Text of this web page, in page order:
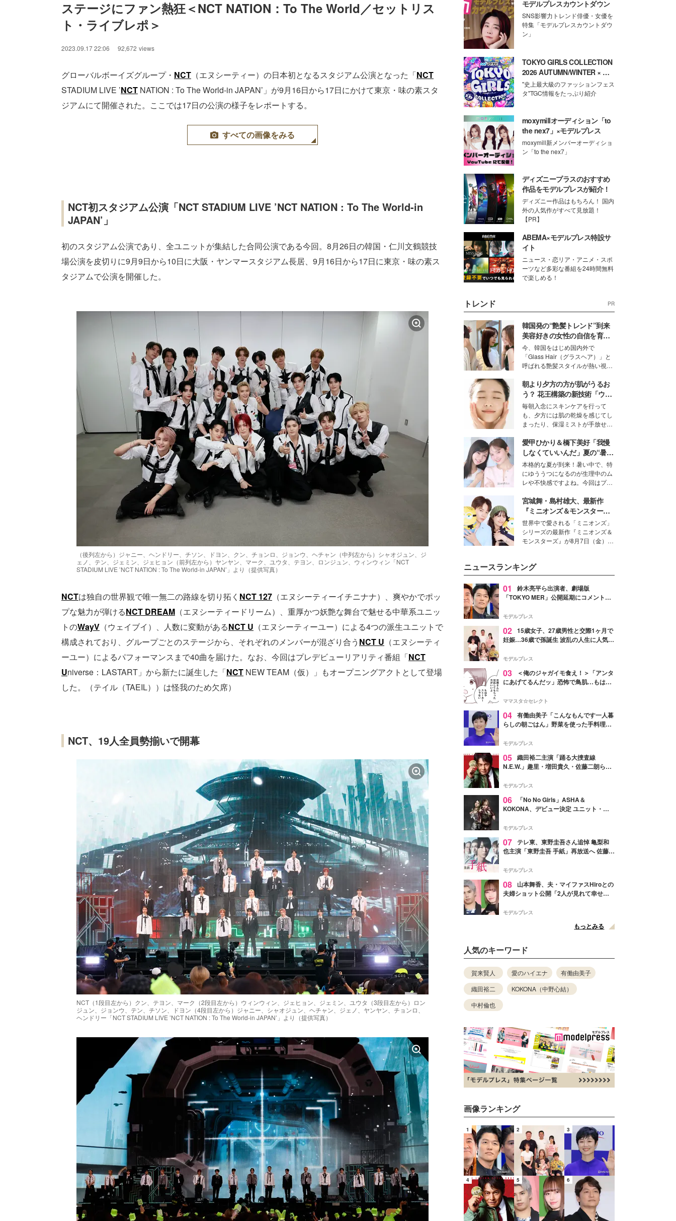
ステージにファン熱狂＜NCT NATION：To The World／セットリス
ト・ライブレポ＞
2023.09.17 22:06 92,672 views
グローバルボーイズグループ・ NCT （エヌシーティー）の日本初となるスタジアム公演となった「NCT
STADIUM LIVE ’NCT NATION : To The World-in JAPAN’」が9月16日から17日にかけて東京・味の素スタ
ジアムにて開催された。ここでは17日の公演の様子をレポートする。
すべての画像をみる
NCT初スタジアム公演「NCT STADIUM LIVE ’NCT NATION : To The World-in
JAPAN’」
初のスタジアム公演であり、全ユニットが集結した合同公演である今回。8月26日の韓国・仁川文鶴競技
場公演を皮切りに9月9日から10日に大阪・ヤンマースタジアム長居、9月16日から17日に東京・味の素ス
タジアムで公演を開催した。
（後列左から）ジャニー、ヘンドリー、チソン、ドヨン、クン、チョンロ、ジョンウ、ヘチャン（中列左から）シャオジュン、ジ
ェノ、テン、ジェミン、ジェヒョン（前列左から）ヤンヤン、マーク、ユウタ、テヨン、ロンジュン、ウィンウィン「NCT
STADIUM LIVE ’NCT NATION : To The World-in JAPAN’」より（提供写真）
NCTは独自の世界観で唯一無二の路線を切り拓く NCT 127 （エヌシーティーイチニナナ）、爽やかでポッ
プな魅力が弾けるNCT DREAM （エヌシーティードリーム）、重厚かつ妖艶な舞台で魅せる中華系ユニッ
トのWayV （ウェイブイ）、人数に変動があるNCT U （エヌシーティーユー）による4つの派生ユニットで
構成されており、グループごとのステージから、それぞれのメンバーが混ざり合う NCT U （エヌシーティ
ーユー）によるパフォーマンスまで40曲を届けた。なお、今回はプレデビューリアリティ番組「NCT
Universe：LASTART」から新たに誕生した「NCT NEW TEAM（仮）」もオープニングアクトとして登場
した。（テイル（TAEIL））は怪我のため欠席）
NCT、19人全員勢揃いで開幕
NCT（1段目左から）クン、テヨン、マーク（2段目左から）ウィンウィン、ジェヒョン、ジェミン、ユウタ（3段目左から）ロン
ジュン、ジョンウ、テン、チソン、ドヨン（4段目左から）ジャニー、シャオジュン、ヘチャン、ジェノ、ヤンヤン、チョンロ、
ヘンドリー「NCT STADIUM LIVE ’NCT NATION : To The World-in JAPAN’」より（提供写真）
モデルプレスカウントダウン
SNS影響力トレンド俳優・女優を
特集「モデルプレスカウントダウ
ン」
TOKYO GIRLS COLLECTION
2026 AUTUMN/WINTER × モ
デルプレス
"史上最大級のファッションフェス
タ"TGC情報をたっぷり紹介
moxymillオーディション「to
the nex7」×モデルプレス
moxymill新メンバーオーディショ
ン「to the nex7」
ディズニープラスのおすすめ
作品をモデルプレスが紹介！
ディズニー作品はもちろん！ 国内
外の人気作がすべて見放題！
【PR】
ABEMA×モデルプレス特設サ
イト
ニュース・恋リア・アニメ・スポ
ーツなど多彩な番組を24時間無料
で楽しめる！
トレンド PR
韓国発の“艶髪トレンド”到来
美容好きの女性の自信を育む
「ヘアケア事情」って？
今、韓国をはじめ国内外で
「Glass Hair（グラスヘア）」と
呼ばれる艶髪スタイルが熱い視線
ションの完成度を高めるベースと
して、“髪そのものの美しさ”に改
めて注目する人が増えている様
子。今回は、そんな憧れの艶やか
な髪を日常で叶える、美容好きの
女性たちのヘアケア事情を紹介し
ます。
朝より夕方の方が肌がうるお
う？ 花王構築の新技術「ウォ
ーターキャプチャリングスキ
ン（捕水肌）」がスキンケア
の常識を変える予感
毎朝入念にスキンケアを行って
も、夕方には肌の乾燥を感じてし
まったり、保湿ミストが手放せな
な美容の常識を大きく変える可能
性を秘めた、革新的な「Water
Capturing Skin（ウォーターキャ
プチャリングスキン：捕水肌）」
技術を、花王が構築した。
愛甲ひかり＆橋下美好「我慢
しなくていいんだ」夏の“暑さ
対策”の新しい選択肢とは？
本格的な夏が到来！暑い中で、特
にゆううつになるのが生理中のム
レや不快感ですよね。今回はプラ
モデル・愛甲ひかりさんと橋下美
好さんを迎えて本音で女子会トー
ク。猛暑のお出かけを快適に過ご
すヒントや、2人が感動した夏の
生理の新常識にも迫りました。
宮城舞・島村雄大、最新作
『ミニオンズ＆モンスター
ズ』の魅力熱弁 ハチャメチャ
だけじゃない“友情と絆”に感
動
世界中で愛される「ミニオンズ」
シリーズの最新作『ミニオンズ＆
モンスターズ』が8月7日（金）に
デルの宮城舞と島村雄大の特別対
談をお届け！それぞれの視点か
ら、今作ならではの魅力や予想外
の感動をもたらす奥深いストーリ
た。
ニュースランキング
01
鈴木亮平ら出演者、劇場版
「TOKYO MER」公開延期にコメント
最大の敬意とエールを」
モデルプレス
02 15歳女子、27歳男性と交際1ヶ月で
妊娠…36歳で孫誕生 波乱の人生に人気タ
よ！」
モデルプレス
03
＜俺のジャガイモ食え！＞「アンタ
にあげてるんだッ」恐怖で鳥肌…もはや
ママスタ☆セレクト
04 有働由美子「こんなもんです一人暮
らしの朝ごはん」野菜を使った手料理公
そう」と反響
モデルプレス
05 織田裕二主演「踊る大捜査線
N.E.W.」趣里・増田貴久・佐藤二朗ら新
徴する“謎のキーワード”も
モデルプレス
06
「No No Girls」ASHA＆
KOKONA、デビュー決定 ユニット・
リリースへ
モデルプレス
07 テレ東、東野圭吾さん追悼 亀梨和
也主演「東野圭吾 手紙」再放送へ 佐藤隆
モデルプレス
08
山本舞香、夫・マイファスHiroとの
夫婦ショット公開「2人が見れて幸せ」
モデルプレス
もっとみる
人気のキーワード
賀来賢人 愛のハイエナ
有働由美子
織田裕二
KOKONA（中野心結）
中村倫也
画像ランキング
1 2 3
4 5 6